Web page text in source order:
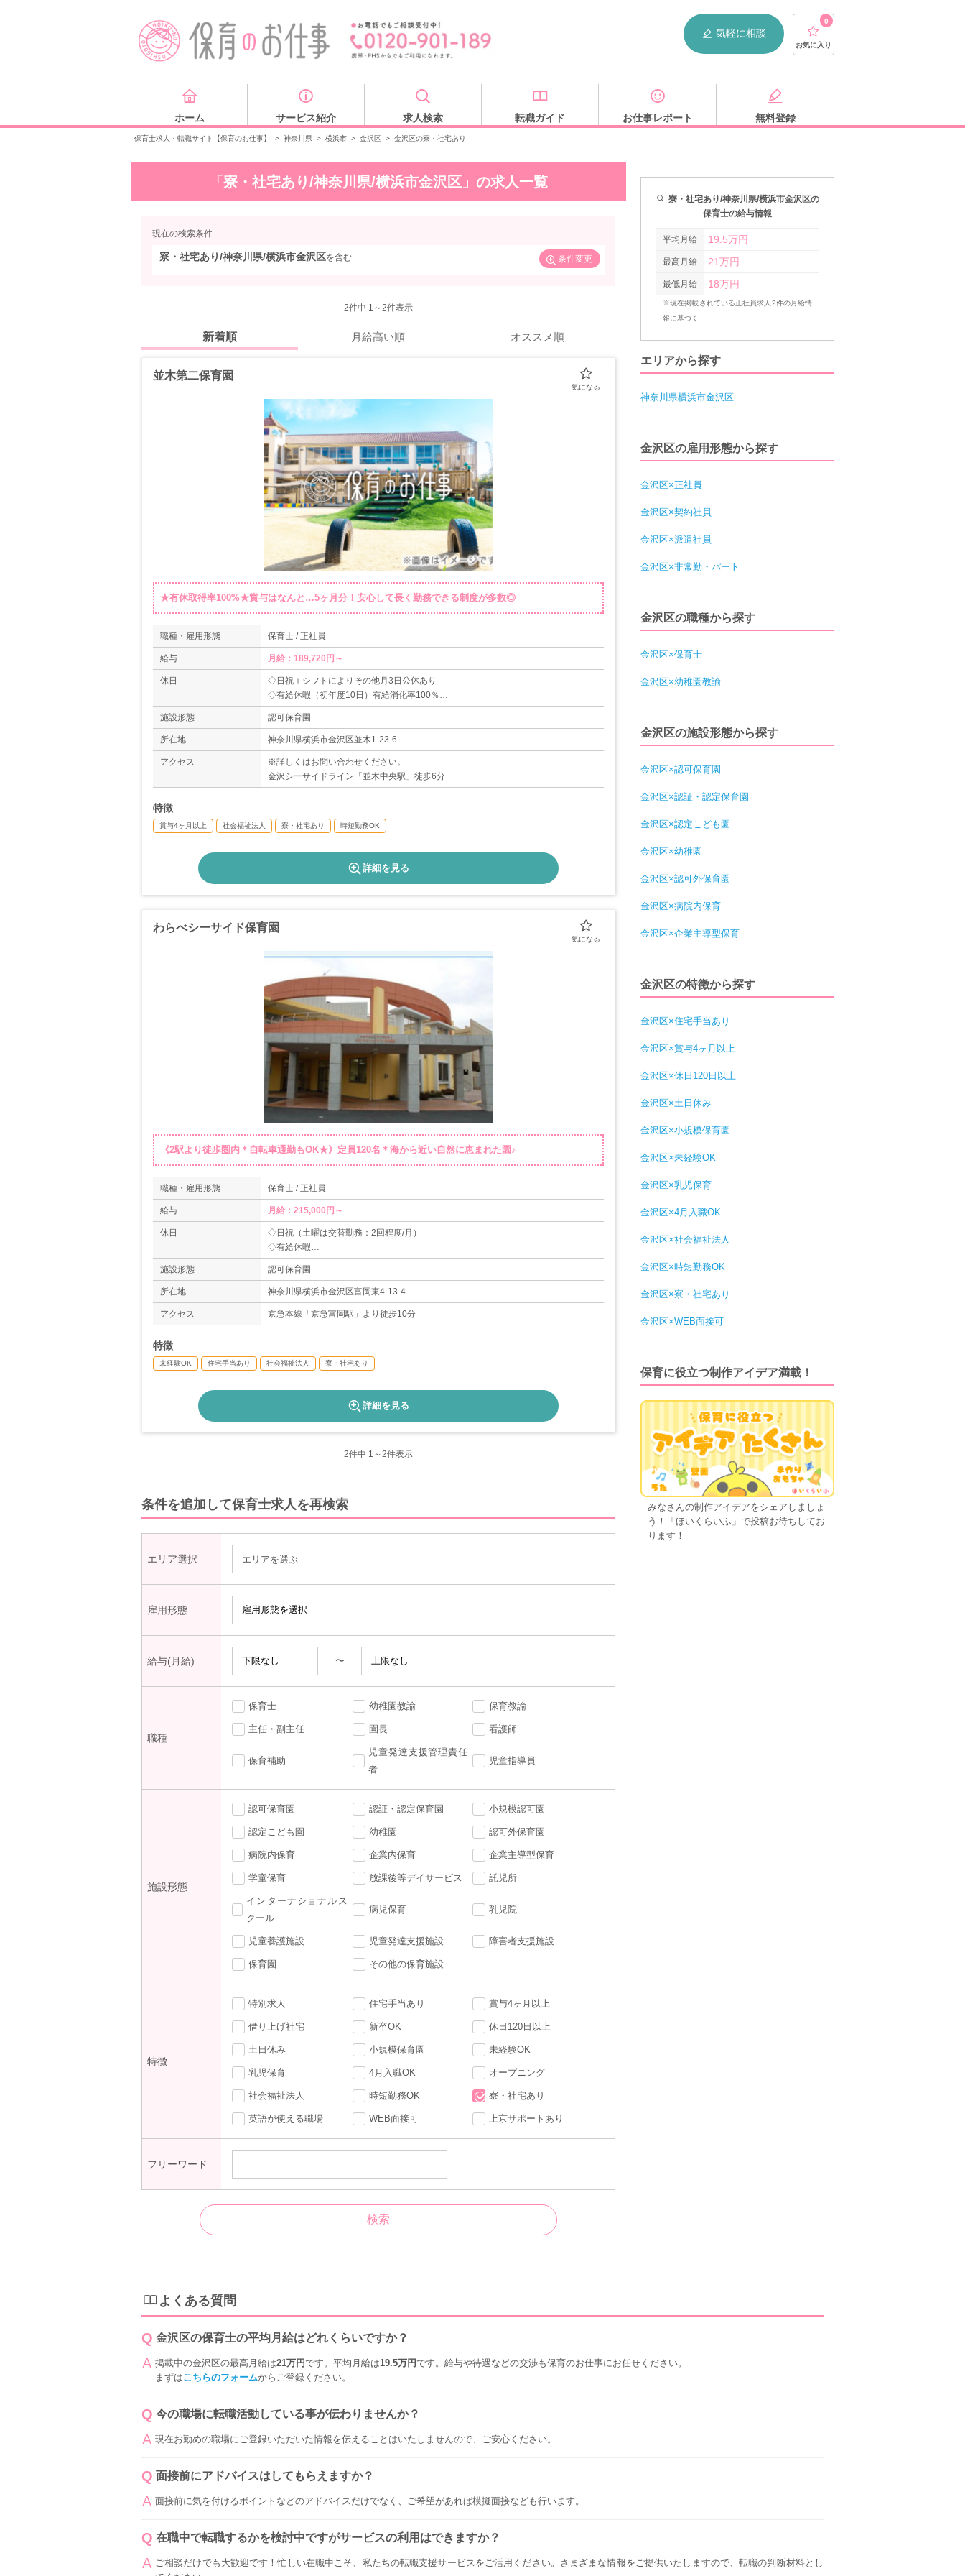
気軽に相談
0
お気に入り
ホーム サービス紹介 求人検索 転職ガイド お仕事レポート 無料登録
保育士求人・転職サイト【保育のお仕事】 > 神奈川県 > 横浜市 > 金沢区 > 金沢区の寮・社宅あり
「寮・社宅あり/神奈川県/横浜市金沢区」の求人一覧
現在の検索条件
寮・社宅あり/神奈川県/横浜市金沢区を含む 条件変更
2件中 1～2件表示
新着順 月給高い順 オススメ順
並木第二保育園
★有休取得率100%★賞与はなんと…5ヶ月分！安心して長く勤務できる制度が多数◎
職種・雇用形態 保育士 / 正社員
給与 月給：189,720円～
休日
◇日祝＋シフトによりその他月3日公休あり
◇有給休暇（初年度10日）有給消化率100％
◇産休育休制度あり（実績あり）
◇介護休暇制度あり
施設形態 認可保育園
所在地 神奈川県横浜市金沢区並木1-23-6
アクセス
※詳しくはお問い合わせください。
金沢シーサイドライン「並木中央駅」徒歩6分
特徴
賞与4ヶ月以上 社会福祉法人 寮・社宅あり 時短勤務OK
詳細を見る
わらべシーサイド保育園
《2駅より徒歩圏内＊自転車通勤もOK★》定員120名＊海から近い自然に恵まれた園♪
職種・雇用形態 保育士 / 正社員
給与 月給：215,000円～
休日
◇日祝（土曜は交替勤務：2回程度/月）
◇有給休暇
◇産前・産後休暇、育児休暇あり（取得実績、復帰実績あり）
◇年末年始（12/29～1/3）
◇夏期休暇（3日間）
＊年間休日数：116日
施設形態 認可保育園
所在地 神奈川県横浜市金沢区富岡東4-13-4
アクセス 京急本線「京急富岡駅」より徒歩10分
特徴
未経験OK 住宅手当あり 社会福祉法人 寮・社宅あり
詳細を見る
2件中 1～2件表示
条件を追加して保育士求人を再検索
エリア選択 エリアを選ぶ
雇用形態
給与(月給) 〜
職種
保育士 幼稚園教諭 保育教諭
主任・副主任 園長 看護師
保育補助
児童発達支援管理責任
者
児童指導員
施設形態
認可保育園 認証・認定保育園 小規模認可園
認定こども園 幼稚園 認可外保育園
病院内保育 企業内保育 企業主導型保育
学童保育 放課後等デイサービス 託児所
インターナショナルス
クール
病児保育 乳児院
児童養護施設 児童発達支援施設 障害者支援施設
保育園 その他の保育施設
特徴
特別求人 住宅手当あり 賞与4ヶ月以上
借り上げ社宅 新卒OK 休日120日以上
土日休み 小規模保育園 未経験OK
乳児保育 4月入職OK オープニング
社会福祉法人 時短勤務OK 寮・社宅あり
英語が使える職場 WEB面接可 上京サポートあり
フリーワード
寮・社宅あり/神奈川県/横浜市金沢区の
保育士の給与情報
平均月給 19.5万円
最高月給 21万円
最低月給 18万円
※現在掲載されている正社員求人2件の月給情
報に基づく
エリアから探す
神奈川県横浜市金沢区
金沢区の雇用形態から探す
金沢区×正社員
金沢区×契約社員
金沢区×派遣社員
金沢区×非常勤・パート
金沢区の職種から探す
金沢区×保育士
金沢区×幼稚園教諭
金沢区の施設形態から探す
金沢区×認可保育園
金沢区×認証・認定保育園
金沢区×認定こども園
金沢区×幼稚園
金沢区×認可外保育園
金沢区×病院内保育
金沢区×企業主導型保育
金沢区の特徴から探す
金沢区×住宅手当あり
金沢区×賞与4ヶ月以上
金沢区×休日120日以上
金沢区×土日休み
金沢区×小規模保育園
金沢区×未経験OK
金沢区×乳児保育
金沢区×4月入職OK
金沢区×社会福祉法人
金沢区×時短勤務OK
金沢区×寮・社宅あり
金沢区×WEB面接可
保育に役立つ制作アイデア満載！
みなさんの制作アイデアをシェアしましょ
う！「ほいくらいふ」で投稿お待ちしてお
ります！
よくある質問
金沢区の保育士の平均月給はどれくらいですか？
掲載中の金沢区の最高月給は21万円です。平均月給は19.5万円です。給与や待遇などの交渉も保育のお仕事にお任せください。
まずはこちらのフォームからご登録ください。
今の職場に転職活動している事が伝わりませんか？
現在お勤めの職場にご登録いただいた情報を伝えることはいたしませんので、ご安心ください。
面接前にアドバイスはしてもらえますか？
面接前に気を付けるポイントなどのアドバイスだけでなく、ご希望があれば模擬面接なども行います。
在職中で転職するかを検討中ですがサービスの利用はできますか？
ご相談だけでも大歓迎です！忙しい在職中こそ、私たちの転職支援サービスをご活用ください。さまざまな情報をご提供いたしますので、転職の判断材料とし